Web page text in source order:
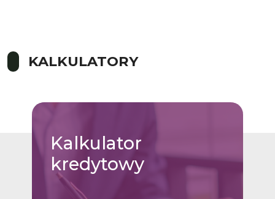
KALKULATORY
Kalkulator
kredytowy